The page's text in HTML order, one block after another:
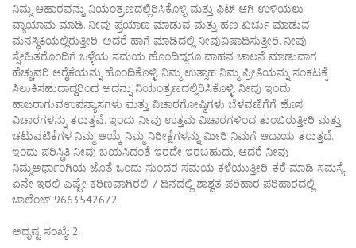
ನಿಮ್ಮ ಆಹಾರವನ್ನು ನಿಯಂತ್ರಣದಲ್ಲಿರಿಸಿಕೊಳ್ಳಿ ಮತ್ತು ಫಿಟ್ ಆಗಿ ಉಳಿಯಲು
ವ್ಯಾಯಾಮ ಮಾಡಿ. ನೀವು ಪ್ರಯಾಣ ಮಾಡುವ ಮತ್ತು ಹಣ ಖರ್ಚು ಮಾಡುವ
ಮನಸ್ಥಿತಿಯಲ್ಲಿರುತ್ತೀರಿ. ಅದರೆ ಹಾಗೆ ಮಾಡಿದಲ್ಲಿ ನೀವುವಿಷಾದಿಸುತ್ತೀರಿ. ನೀವು
ಸ್ನೇಹಿತರೊಂದಿಗೆ ಒಳ್ಳೆಯ ಸಮಯ ಹೊಂದಿದ್ದರೂ ವಾಹನ ಚಾಲನೆ ಮಾಡುವಾಗ
ಹೆಚ್ಚುವರಿ ಆರೈಕೆಯನ್ನು ಹೊಂದಿಕೊಳ್ಳಿ. ನಿಮ್ಮ ಉತ್ಸಾಹ ನಿಮ್ಮ ಪ್ರೀತಿಯನ್ನು ಸಂಕಟಕ್ಕೆ
ಸಿಲುಕಿಸಹುದಾದ್ದರಿಂದ ಅದನ್ನು ನಿಯಂತ್ರಣದಲ್ಲಿರಿಸಿಕೊಳ್ಳಿ. ನೀವು ಇಂದು
ಹಾಜರಾಗುವಉಪನ್ಯಾಸಗಳು ಮತ್ತು ವಿಚಾರಗೋಷ್ಠಿಗಳು ಬೆಳವಣಿಗೆಗೆ ಹೊಸ
ವಿಚಾರಗಳನ್ನು ತರುತ್ತವೆ. ಇಂದು ನೀವು ಉತ್ತಮ ವಿಚಾರಗಳಿಂದ ತುಂಬಿರುತ್ತೀರಿ ಮತ್ತು
ಚಟುವಟಿಕೆಗಳ ನಿಮ್ಮ ಆಯ್ಕೆ ನಿಮ್ಮ ನಿರೀಕ್ಷೆಗಳನ್ನು ಮೀರಿ ನಿಮಗೆ ಆದಾಯ ತರುತ್ತದೆ.
ಇಂದು ಪರಿಸ್ಥಿತಿ ನೀವು ಬಯಸಿದಂತೆ ಇರದೇ ಇರಬಹುದು, ಆದರೆ ನೀವು
ನಿಮ್ಮಅರ್ಧಾಂಗಿಯ ಜೊತೆ ಒಂದು ಸುಂದರ ಸಮಯ ಕಳೆಯುತ್ತೀರಿ. ಕರೆ ಮಾಡಿ ಸಮಸ್ಯೆ
ಏನೇ ಇರಲಿ ಎಷ್ಟೇ ಕಠಿಣವಾಗಿರಲಿ 7 ದಿನದಲ್ಲಿ ಶಾಶ್ವತ ಪರಿಹಾರ ಪರಿಹಾರದಲ್ಲಿ
ಚಾಲೆಂಜ್ 9663542672
ಅದೃಷ್ಟ ಸಂಖ್ಯೆ: 2